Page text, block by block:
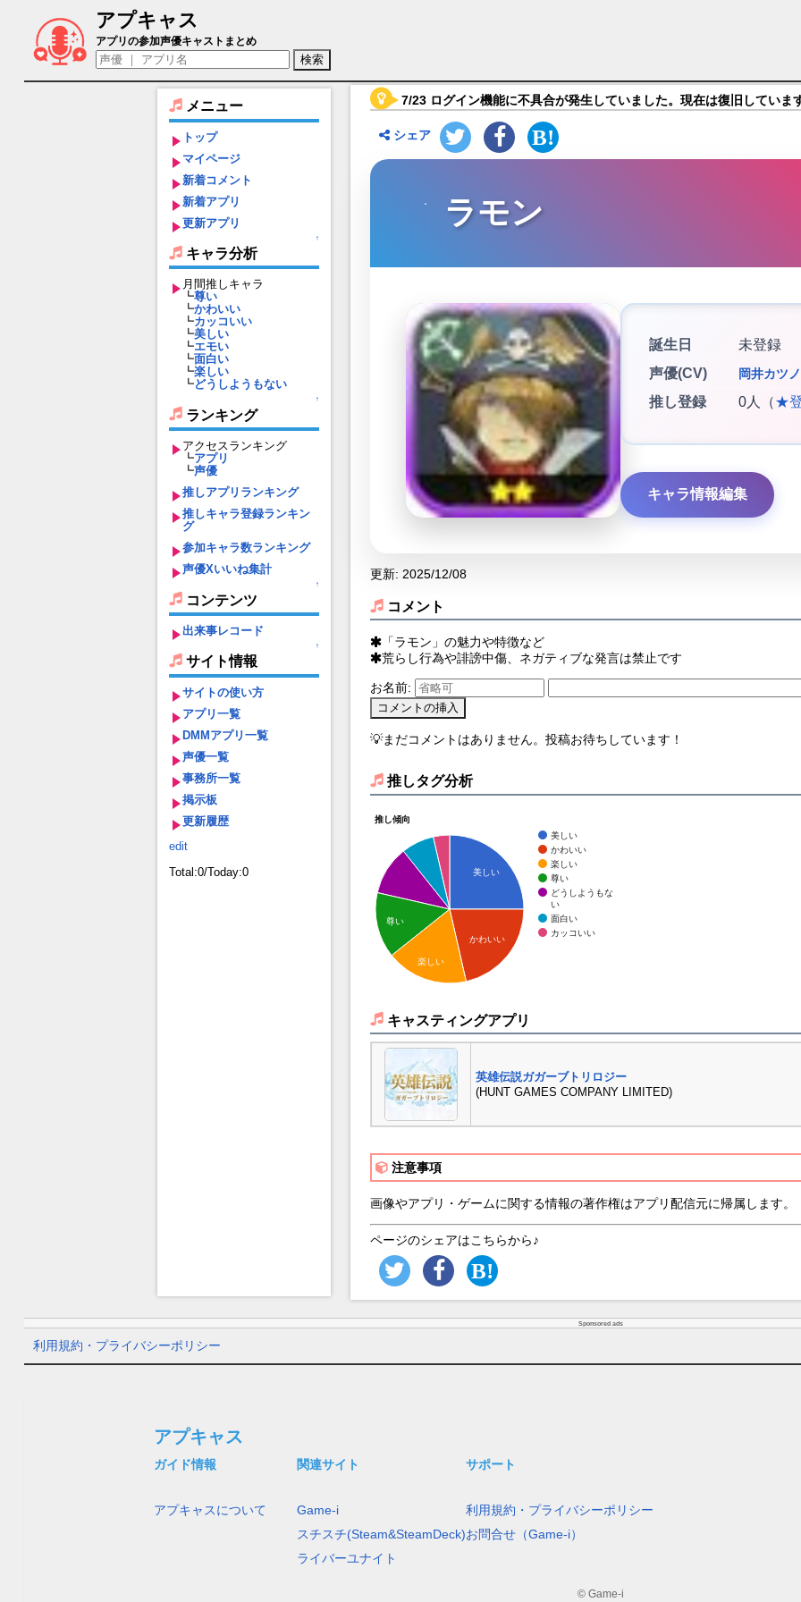
アプキャス
ラモン（声優：岡井カツノリ)【英雄伝説ガガーブトリロジー】キャラ紹介
アプリの参加声優キャストまとめ
メニュー
トップ
マイページ
新着コメント
新着アプリ
更新アプリ
↑
キャラ分析
月間推しキャラ
┗尊い
┗かわいい
┗カッコいい
┗美しい
┗エモい
┗面白い
┗楽しい
┗どうしようもない
↑
ランキング
アクセスランキング
┗アプリ
┗声優
推しアプリランキング
推しキャラ登録ランキン
グ
参加キャラ数ランキング
声優Xいいね集計
↑
コンテンツ
出来事レコード
↑
サイト情報
サイトの使い方
アプリ一覧
DMMアプリ一覧
声優一覧
事務所一覧
掲示板
更新履歴
edit
Total:0/Today:0
7/23 ログイン機能に不具合が発生していました。現在は復旧していま
シェア
ラモン
誕生日
未登録
声優(CV)
岡井カツ
推し登録 0人（★
キャラ情報編集
更新: 2025/12/08
コメント
「ラモン」の魅力や特徴など
荒らし行為や誹謗中傷、ネガティブな発言は禁止です
お名前:
💡まだコメントはありません。投稿お待ちしています！
推しタグ分析
推し傾向
美しい
かわいい
楽しい
尊い
どうしようもな
い
面白い
カッコいい
美しい
かわいい
尊い
楽しい
キャスティングアプリ
英雄伝説ガガーブトリロジー
(HUNT GAMES COMPANY LIMITED)
注意事項
画像やアプリ・ゲームに関する情報の著作権はアプリ配信元に帰属します。
ページのシェアはこちらから♪
Sponsored ads
利用規約・プライバシーポリシー
アプキャス
ガイド情報
アプキャスについて
関連サイト
Game-i
スチスチ(Steam&SteamDeck)
ライバーユナイト
サポート
利用規約・プライバシーポリシー
お問合せ（Game-i）
© Game-i